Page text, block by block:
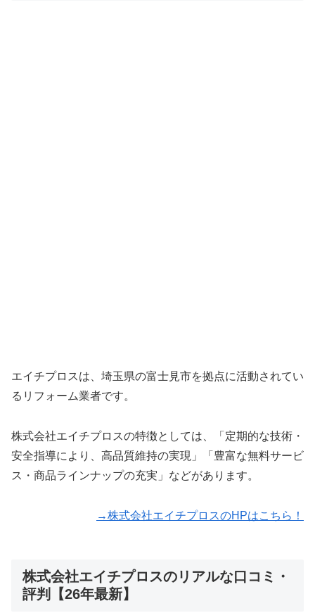
エイチプロスは、埼玉県の富士見市を拠点に活動されてい
るリフォーム業者です。
​株式会社エイチプロスの特徴としては、「定期的な技術・
安全指導により、高品質維持の実現」「豊富な無料サービ
ス・商品ラインナップの充実」などがあります。
→株式会社エイチプロスのHPはこちら！
株式会社エイチプロスのリアルな口コミ・
評判【26年最新】